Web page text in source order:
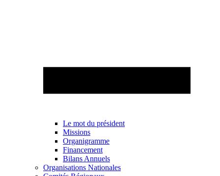
Le mot du président
Missions
Organigramme
Financement
Bilans Annuels
Organisations Nationales